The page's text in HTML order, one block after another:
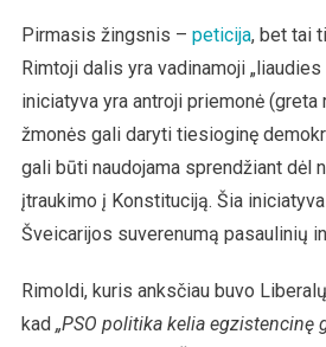
Pirmasis žingsnis – peticija, bet tai
Rimtoji dalis yra vadinamoji
iniciatyva yra antroji priemonė (greta
žmonės gali daryti tiesioginę
gali būti naudojama sprendžiant dėl
įtraukimo į Konstituciją. Šia
Šveicarijos suverenumą pasaulinių
Rimoldi, kuris anksčiau buvo
kad „PSO politika kelia egzistencinę